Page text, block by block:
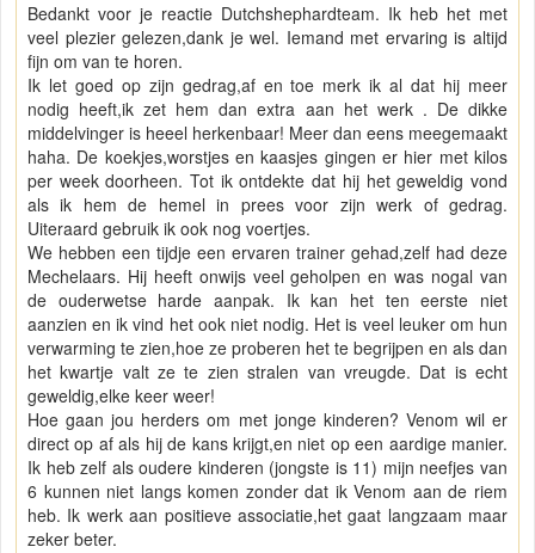
Bedankt voor je reactie Dutchshephardteam. Ik heb het met
veel plezier gelezen,dank je wel. Iemand met ervaring is altijd
fijn om van te horen.
Ik let goed op zijn gedrag,af en toe merk ik al dat hij meer
nodig heeft,ik zet hem dan extra aan het werk . De dikke
middelvinger is heeel herkenbaar! Meer dan eens meegemaakt
haha. De koekjes,worstjes en kaasjes gingen er hier met kilos
per week doorheen. Tot ik ontdekte dat hij het geweldig vond
als ik hem de hemel in prees voor zijn werk of gedrag.
Uiteraard gebruik ik ook nog voertjes.
We hebben een tijdje een ervaren trainer gehad,zelf had deze
Mechelaars. Hij heeft onwijs veel geholpen en was nogal van
de ouderwetse harde aanpak. Ik kan het ten eerste niet
aanzien en ik vind het ook niet nodig. Het is veel leuker om hun
verwarming te zien,hoe ze proberen het te begrijpen en als dan
het kwartje valt ze te zien stralen van vreugde. Dat is echt
geweldig,elke keer weer!
Hoe gaan jou herders om met jonge kinderen? Venom wil er
direct op af als hij de kans krijgt,en niet op een aardige manier.
Ik heb zelf als oudere kinderen (jongste is 11) mijn neefjes van
6 kunnen niet langs komen zonder dat ik Venom aan de riem
heb. Ik werk aan positieve associatie,het gaat langzaam maar
zeker beter.